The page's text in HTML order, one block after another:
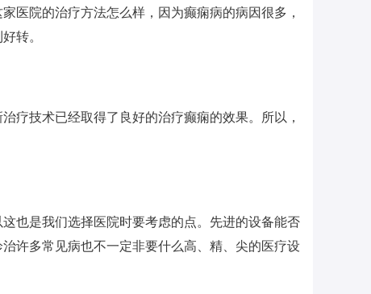
医院的治疗方法怎么样，因为癫痫病的病因很多，
转。
疗技术已经取得了良好的治疗癫痫的效果。所以，
也是我们选择医院时要考虑的点。先进的设备能否
许多常见病也不一定非要什么高、精、尖的医疗设